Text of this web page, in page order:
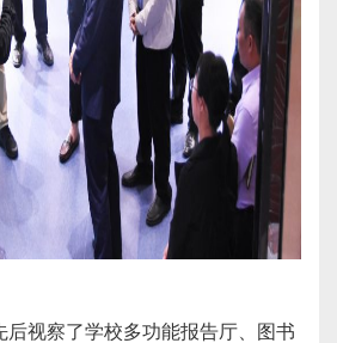
后视察了学校多功能报告厅、图书